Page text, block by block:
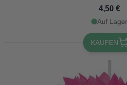
4,50 €
Auf Lager
KAUFEN